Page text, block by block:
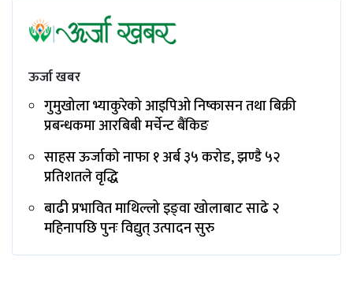
ऊर्जा खबर
गुमुखोला भ्याकुरेको आइपिओ निष्कासन तथा बिक्री
प्रबन्धकमा आरबिबी मर्चेन्ट बैंकिङ
साहस ऊर्जाको नाफा १ अर्ब ३५ करोड, झण्डै ५२
प्रतिशतले वृद्धि
बाढी प्रभावित माथिल्लो इङ्‌वा खोलाबाट साढे २
महिनापछि पुनः विद्युत् उत्पादन सुरु